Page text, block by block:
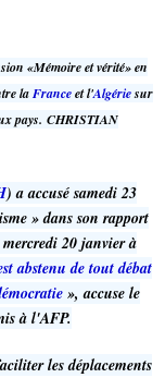
«Mémoire et vérité» en
laFranceet l'Algériesur
pays. CHRISTIAN
) a accusé samedi 23
» dans son rapport
20 janvier à
abstenu de tout débat
», accuse le
à l'AFP.
les déplacements